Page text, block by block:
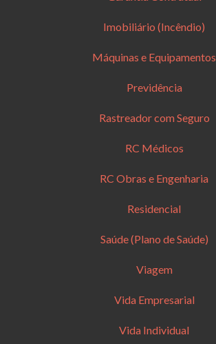
Imobiliário (Incêndio)
Máquinas e Equipamentos
Previdência
Rastreador com Seguro
RC Médicos
RC Obras e Engenharia
Residencial
Saúde (Plano de Saúde)
Viagem
Vida Empresarial
Vida Individual